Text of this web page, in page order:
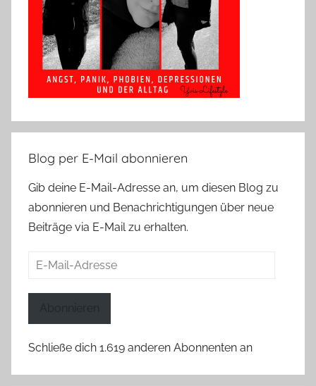
Blog per E-Mail abonnieren
Gib deine E-Mail-Adresse an, um diesen Blog zu
abonnieren und Benachrichtigungen über neue
Beiträge via E-Mail zu erhalten.
E-
Abonnieren
Schließe dich 1.619 anderen Abonnenten an